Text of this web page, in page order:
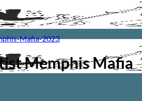
Memphis Mafia